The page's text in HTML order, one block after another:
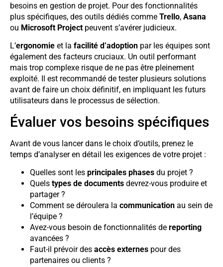
besoins en gestion de projet. Pour des fonctionnalités
plus spécifiques, des outils dédiés comme Trello, Asana
ou Microsoft Project peuvent s’avérer judicieux.
L’ergonomie et la facilité d’adoption par les équipes sont
également des facteurs cruciaux. Un outil performant
mais trop complexe risque de ne pas être pleinement
exploité. Il est recommandé de tester plusieurs solutions
avant de faire un choix définitif, en impliquant les futurs
utilisateurs dans le processus de sélection.
Évaluer vos besoins spécifiques
Avant de vous lancer dans le choix d’outils, prenez le
temps d’analyser en détail les exigences de votre projet :
Quelles sont les principales phases du projet ?
Quels types de documents devrez-vous produire et
partager ?
Comment se déroulera la communication au sein de
l’équipe ?
Avez-vous besoin de fonctionnalités de reporting
avancées ?
Faut-il prévoir des accès externes pour des
partenaires ou clients ?